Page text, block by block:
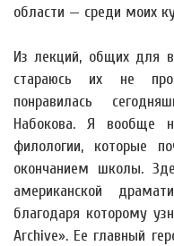
области — среди моих
Из лекций, общих для
стараюсь их не
понравилась
Набокова. Я вообще
филологии, которые
окончанием школы.
американской
благодаря которому
Archive». Ее главный